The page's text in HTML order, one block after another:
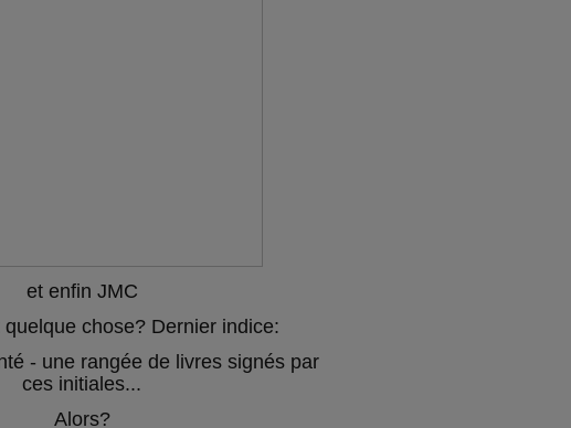
et enfin JMC
chose? Dernier indice:
- une rangée de livres signés par
ces initiales...
Alors?